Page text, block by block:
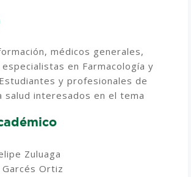
médicos generales,
en Farmacología y
y profesionales de
salud interesados en el tema
Zuluaga
Garcés Ortiz